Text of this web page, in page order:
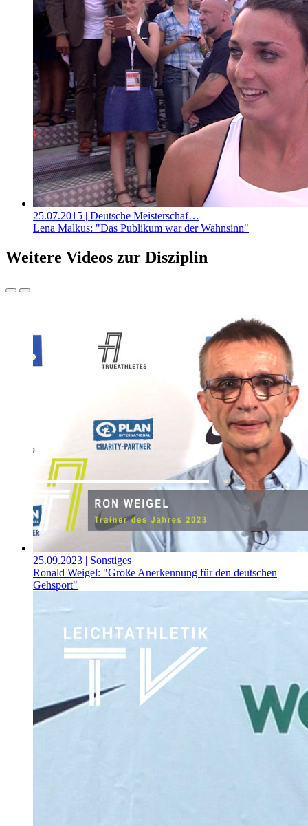
25.07.2015 | Deutsche Meisterschaf…
Lena Malkus: "Das Publikum war der Wahnsinn"
Weitere Videos zur Disziplin
25.09.2023 | Sonstiges
Ronald Weigel: "Große Anerkennung für den deutschen
Gehsport"